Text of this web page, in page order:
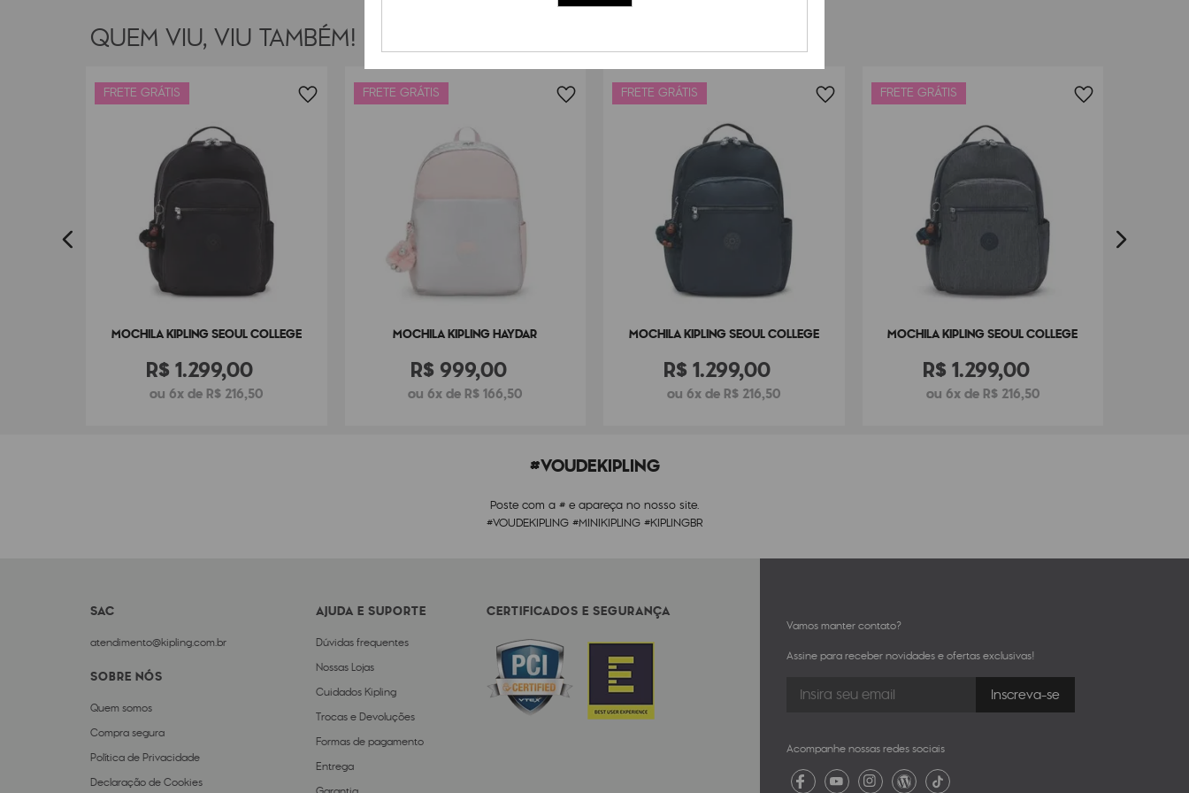
QUEM VIU, VIU TAMBÉM!
FRETE GRÁTIS
MOCHILA KIPLING SEOUL COLLEGE
R$ 1.299,00
ou 6x de R$ 216,50
FRETE GRÁTIS
MOCHILA KIPLING HAYDAR
R$ 999,00
ou 6x de R$ 166,50
FRETE GRÁTIS
MOCHILA KIPLING SEOUL COLLEGE
R$ 1.299,00
ou 6x de R$ 216,50
FRETE GRÁTIS
MOCHILA KIPLING SEOUL COLLEGE
R$1.299,00
ou 6x de R$ 216,50
#VOUDEKIPLING
Poste com a # e apareça no nosso site.
#VOUDEKIPLING #MINIKIPLING #KIPLINGBR
SAC
atendimento@kipling.com.br
SOBRE NÓS
Quem somos
Compra segura
Política de Privacidade
Declaração de Cookies
AJUDA E SUPORTE
Dúvidas frequentes
Nossas Lojas
Cuidados Kipling
Trocas e Devoluções
Formas de pagamento
Entrega
CERTIFICADOS E SEGURANÇA
Vamos manter contato?
Assine para receber novidades e ofertas exclusivas!
Acompanhe nossas redes sociais